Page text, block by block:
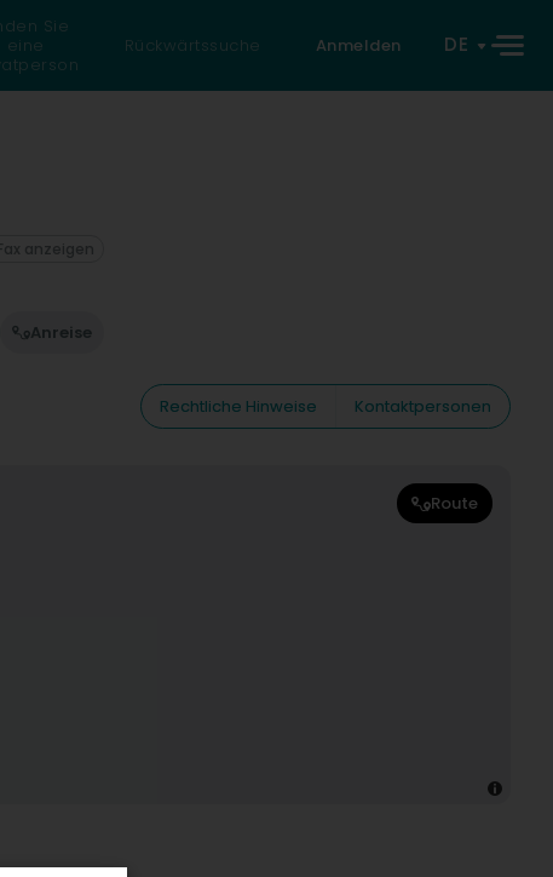
Sie
eine
Rückwärtssuche Anmelden DE
Anreise
anzeigen
Rechtliche Hinweise
Kontaktpersonen
Route